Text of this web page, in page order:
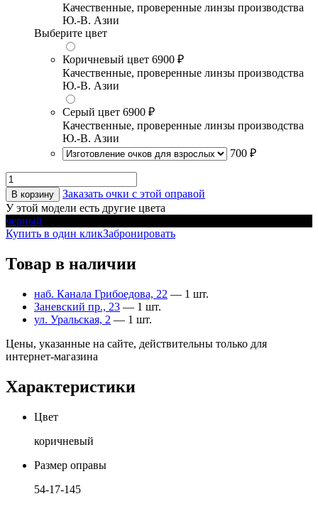
Качественные, проверенные линзы производства
Ю.-В. Азии
Выберите цвет
Коричневый цвет 6900 ₽
Качественные, проверенные линзы производства
Ю.-В. Азии
Серый цвет 6900 ₽
Качественные, проверенные линзы производства
Ю.-В. Азии
700 ₽
В корзину
Заказать очки с этой оправой
У этой модели есть другие цвета
черный
Купить в один кликЗабронировать
Товар в наличии
наб. Канала Грибоедова, 22 — 1 шт.
Заневский пр., 23 — 1 шт.
ул. Уральская, 2 — 1 шт.
Цены, указанные на сайте, действительны только для
интернет-магазина
Характеристики
Цвет
коричневый
Размер оправы
54-17-145